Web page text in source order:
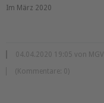
Im März 2020
04.04.2020 19:05 von
(Kommentare: 0)